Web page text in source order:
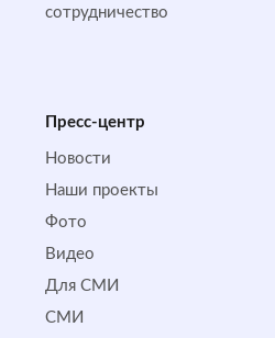
сотрудничество
Пресс-центр
Новости
Наши проекты
Фото
Видео
Для СМИ
СМИ